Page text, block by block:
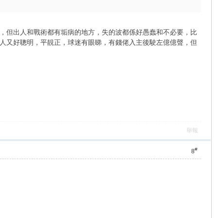
但出人和戰術都有垢病的地方，失的波都係好愚蠢和不必要，比
好聰明，平靚正，球迷有眼睇，有錢佬入主後駛左億億聲，但
舉報
8#